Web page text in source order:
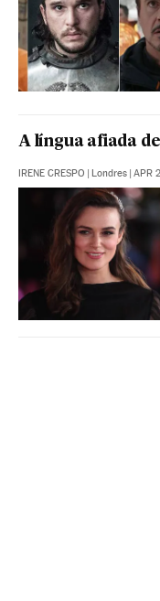
A língua afiada
IRENE CRESPO | Londres | APR